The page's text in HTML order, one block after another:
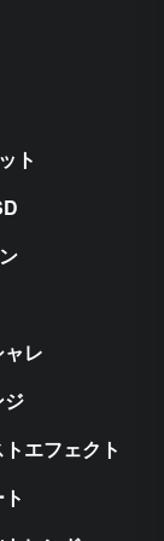
ト
レ
エフェクト